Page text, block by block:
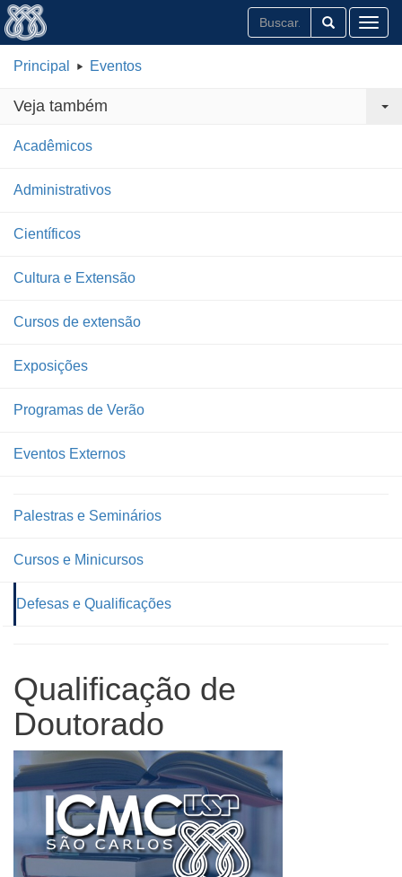
Principal Eventos
Veja também
Acadêmicos
Administrativos
Científicos
Cultura e Extensão
Cursos de extensão
Exposições
Programas de Verão
Eventos Externos
Palestras e Seminários
Cursos e Minicursos
Defesas e Qualificações
Qualificação de
Doutorado